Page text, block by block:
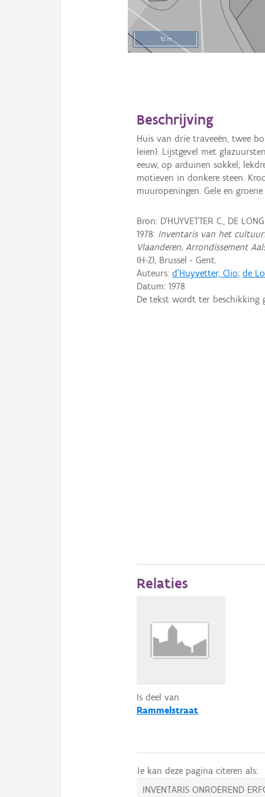
10 m
Beschrijving
Huis van drie traveeën, twee
leien). Lijstgevel met
eeuw, op arduinen sokkel;
motieven in donkere steen.
muuropeningen. Gele en
Bron: D'HUYVETTER C., DE
1978: Inventaris van het
Vlaanderen, Arrondissement
(H-Z), Brussel - Gent.
Auteurs:d'Huyvetter, Clio;de
Datum:1978
De tekst wordt ter beschikking
Relaties
Is deel van
Rammelstraat
Je kan deze pagina citeren als:
INVENTARIS ONROEREND